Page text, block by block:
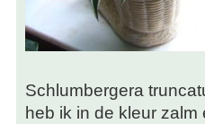
Schlumbergera
heb ik in de kleur